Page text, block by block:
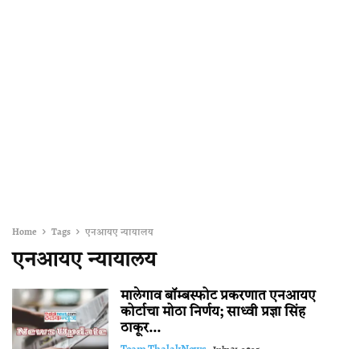
Home Tags एनआयए न्यायालय
एनआयए न्यायालय
मालेगाव बॉम्बस्फोट प्रकरणात एनआयए
कोर्टाचा मोठा निर्णय; साध्वी प्रज्ञा सिंह
ठाकूर...